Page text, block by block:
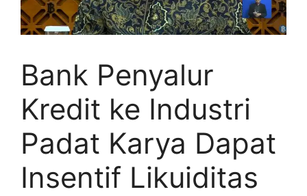
Bank Penyalur
Kredit ke Industri
Padat Karya Dapat
Insentif Likuiditas